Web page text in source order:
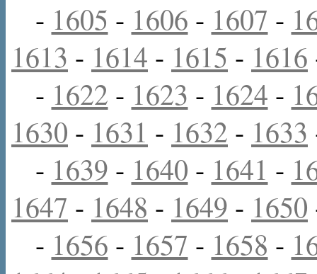
- 1605 - 1606 - 1607 -
1613 - 1614 - 1615 - 1616
- 1622 - 1623 - 1624 -
1630 - 1631 - 1632 - 1633
- 1639 - 1640 - 1641 -
1647 - 1648 - 1649 - 1650
- 1656 - 1657 - 1658 -